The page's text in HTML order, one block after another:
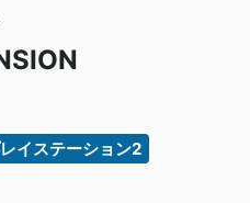
イステーション2